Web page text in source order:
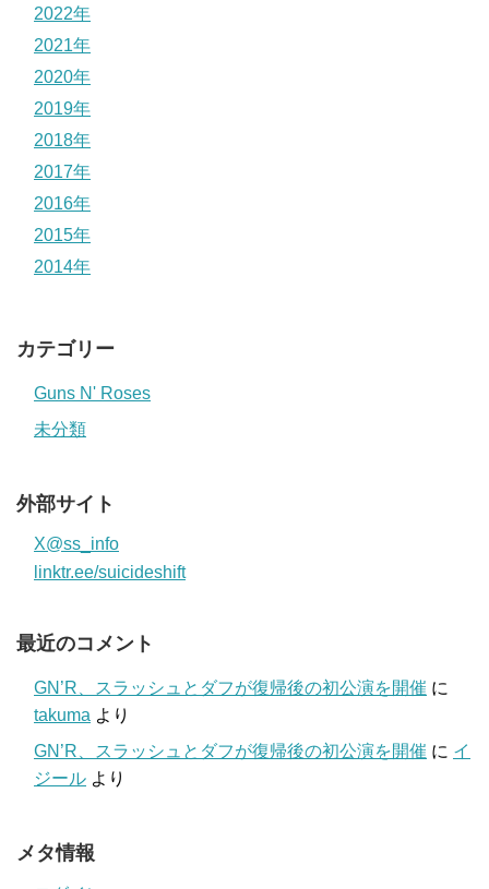
2022年
2021年
2020年
2019年
2018年
2017年
2016年
2015年
2014年
カテゴリー
Guns N' Roses
未分類
外部サイト
X@ss_info
linktr.ee/suicideshift
最近のコメント
GN’R、スラッシュとダフが復帰後の初公演を開催 に
takuma より
GN’R、スラッシュとダフが復帰後の初公演を開催 に イ
ジール より
メタ情報